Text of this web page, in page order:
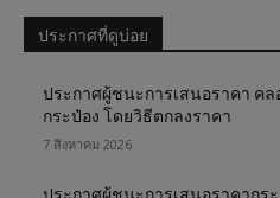
ประกาศที่ดูบ่อย
ประกาศผู้ชนะการเสนอราคา ค
กระป๋อง โดยวิธีตกลงราคา
7 สิงหาคม 2026